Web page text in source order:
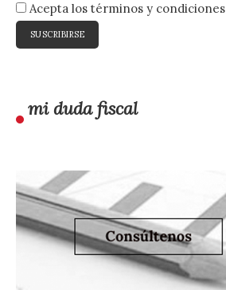
Acepta los términos y condiciones
mi duda fiscal